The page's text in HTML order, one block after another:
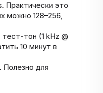
Практически это
можно 128–256,
(1 kHz @
10 минут в
Полезно для